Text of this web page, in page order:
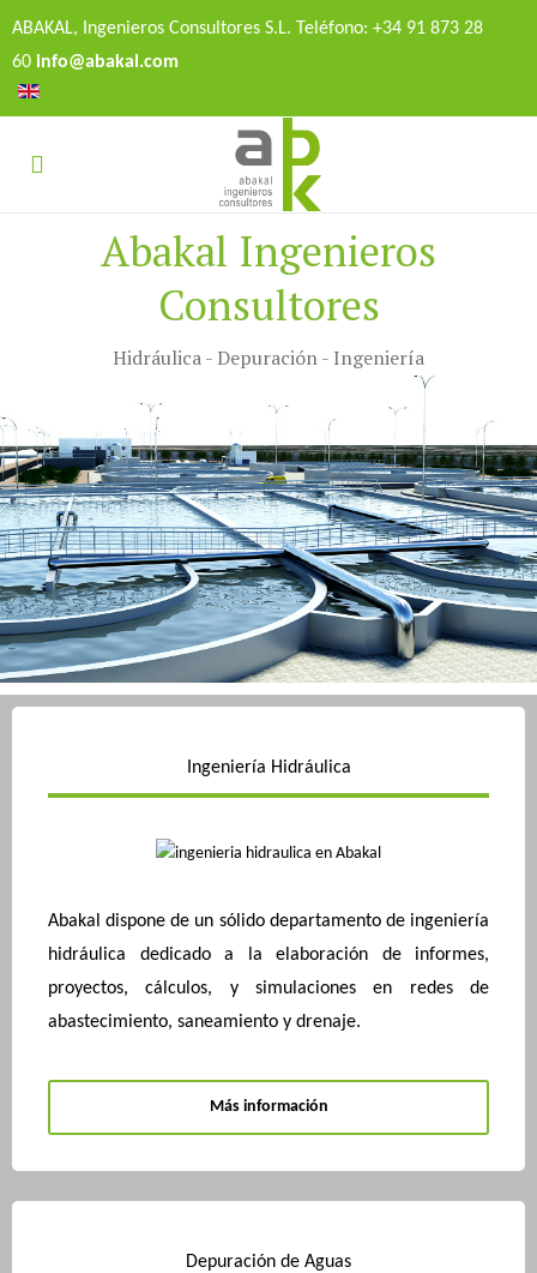
ABAKAL, Ingenieros Consultores S.L. Teléfono: +34 91 873 28
60 info@abakal.com
Abakal Ingenieros
Consultores
Hidráulica - Depuración - Ingeniería
Ingeniería Hidráulica
Abakal dispone de un sólido departamento de ingeniería
hidráulica dedicado a la elaboración de informes,
proyectos, cálculos, y simulaciones en redes de
abastecimiento, saneamiento y drenaje.
Más información
Depuración de Aguas